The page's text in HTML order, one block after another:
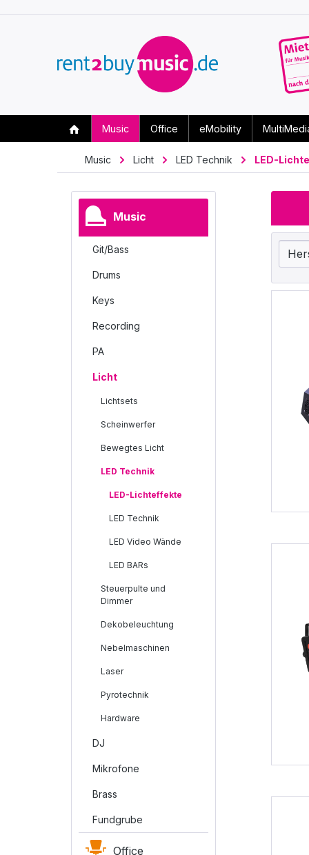
Music Office eMobility
Music Licht LED Technik LED-
Music
Git/Bass
Drums
Keys
Recording
PA
Licht
Lichtsets
Scheinwerfer
Bewegtes Licht
LED Technik
LED-Lichteffekte
LED Technik
LED Video Wände
LED BARs
Steuerpulte und
Dimmer
Dekobeleuchtung
Nebelmaschinen
Laser
Pyrotechnik
Hardware
DJ
Mikrofone
Brass
Fundgrube
Office